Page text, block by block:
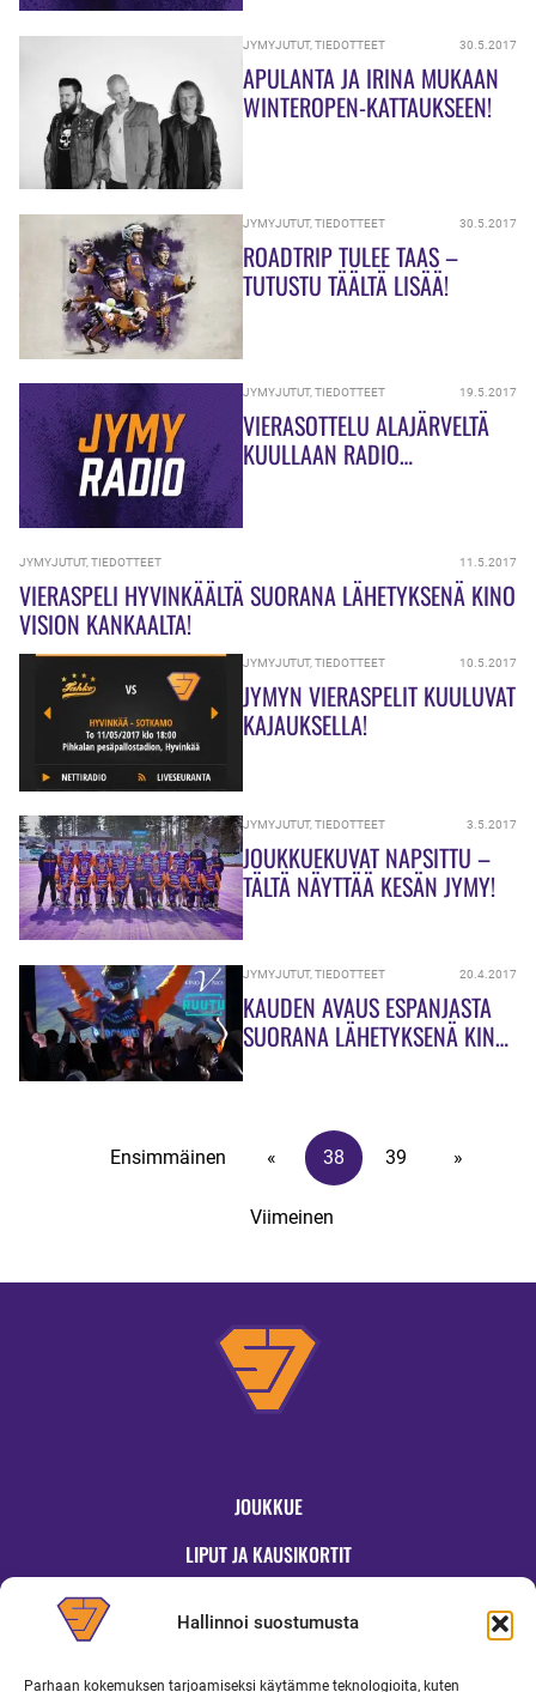
Hallinnoi suostumusta
Parhaan kokemuksen tarjoamiseksi käytämme teknologioita, kuten
JYMYJUTUT,TIEDOTTEET 30.5.2017
APULANTA JA IRINA MUKAAN
WINTEROPEN-KATTAUKSEEN!
JYMYJUTUT,TIEDOTTEET 30.5.2017
ROADTRIP TULEE TAAS –
TUTUSTU TÄÄLTÄ LISÄÄ!
JYMYJUTUT,TIEDOTTEET 19.5.2017
VIERASOTTELU ALAJÄRVELTÄ
KUULLAAN RADIO
JYMYJUTUT, TIEDOTTEET 11.5.2017
VIERASPELI HYVINKÄÄLTÄ SUORANA LÄHETYKSENÄ KINO
VISION KANKAALTA!
JYMYJUTUT,TIEDOTTEET 10.5.2017
JYMYN VIERASPELIT KUULUVAT
KAJAUKSELLA!
JYMYJUTUT,TIEDOTTEET 3.5.2017
JOUKKUEKUVAT NAPSITTU –
TÄLTÄ NÄYTTÄÄ KESÄN JYMY!
JYMYJUTUT,TIEDOTTEET 20.4.2017
KAUDEN AVAUS ESPANJASTA
SUORANA LÄHETYKSENÄ KINO
Ensimmäinen « 38 39 »
Viimeinen
JOUKKUE
LIPUT JA KAUSIKORTIT